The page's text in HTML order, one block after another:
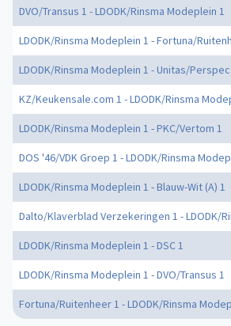
DVO/Transus 1 - LDODK/Rinsma Modeplein 1
LDODK/Rinsma Modeplein 1 - Fortuna/
LDODK/Rinsma Modeplein 1 - Unitas/
KZ/Keukensale.com 1 - LDODK/Rinsma
LDODK/Rinsma Modeplein 1 - PKC/Vertom 1
DOS '46/VDK Groep 1 - LDODK/Rinsma
LDODK/Rinsma Modeplein 1 - Blauw-Wit (A) 1
Dalto/Klaverblad Verzekeringen 1 - LDODK/
LDODK/Rinsma Modeplein 1 - DSC 1
LDODK/Rinsma Modeplein 1 - DVO/Transus 1
Fortuna/Ruitenheer 1 - LDODK/Rinsma